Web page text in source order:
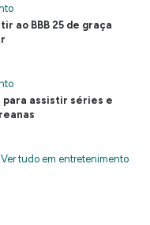
ao BBB 25 de graça
para assistir séries e
Ver tudo em entretenimento